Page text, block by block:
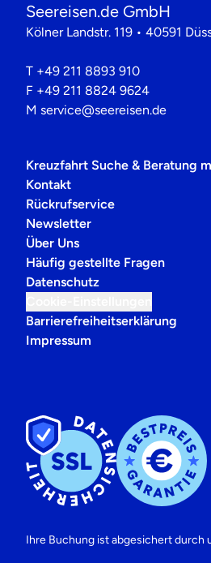
Seereisen.de GmbH
Kölner Landstr. 119 • 40591
T +49 211 8893 910
F +49 211 8824 9624
M service@seereisen.de
Kreuzfahrt Suche & Beratung
Kontakt
Rückrufservice
Newsletter
Über Uns
Häufig gestellte Fragen
Datenschutz
Barrierefreiheitserklärung
Impressum
Ihre Buchung ist abgesichert durch